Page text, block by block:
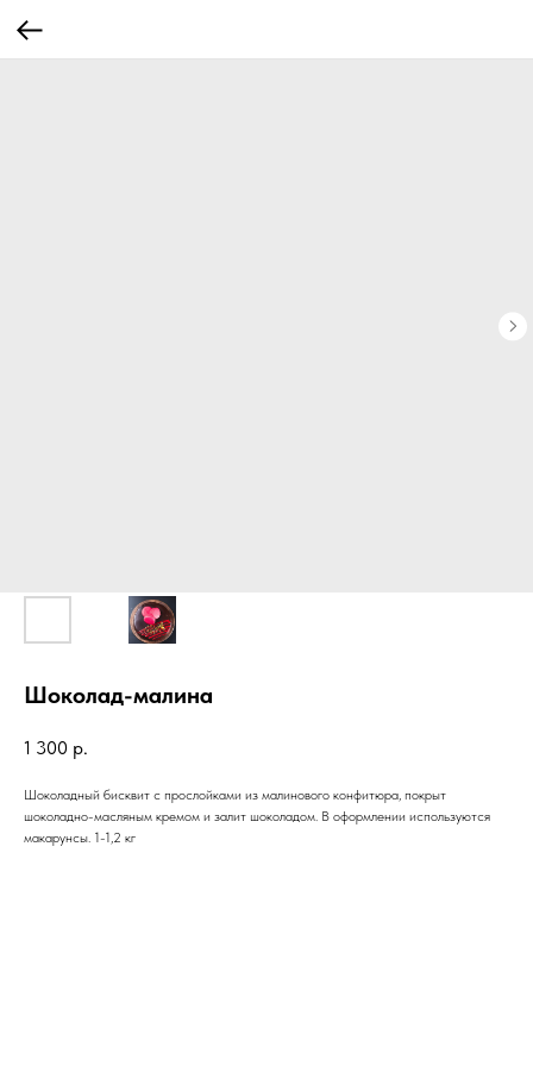
Шоколад-малина
1 300 р.
Шоколадный бисквит с прослойками из малинового конфитюра, покрыт
шоколадно-масляным кремом и залит шоколадом. В оформлении используются
макарунсы. 1-1,2 кг